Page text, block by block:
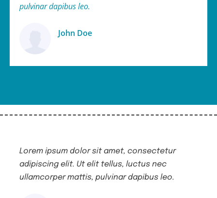
pulvinar dapibus leo.
John Doe
Lorem ipsum dolor sit amet, consectetur
adipiscing elit. Ut elit tellus, luctus nec
ullamcorper mattis, pulvinar dapibus leo.